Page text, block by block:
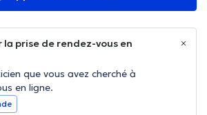
prise de rendez-vous en
que vous avez cherché à
en ligne.